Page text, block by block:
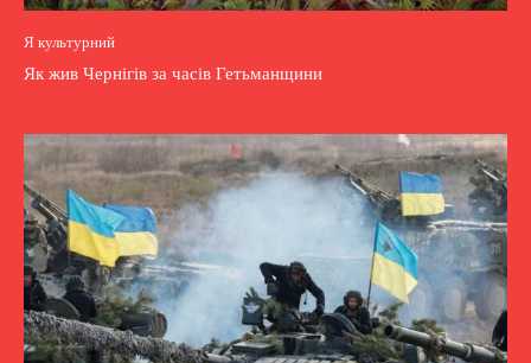
Я культурний
Як жив Чернігів за часів Гетьманщини